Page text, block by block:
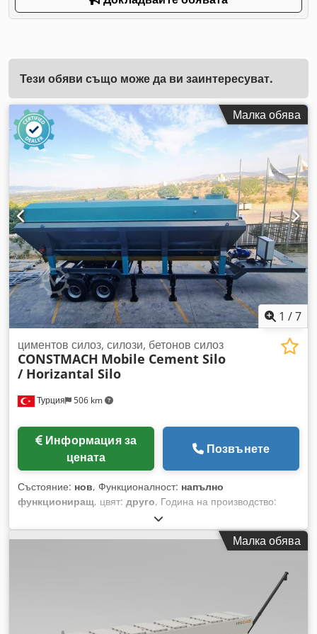
Тези обяви също може да ви заинтересуват.
Малка обява
1 /7
Турция 506 km
циментов силоз, силози, бетонов силоз
CONSTMACH Mobile Cement Silo
/ Horizantal Silo
Информация за
цената
Позвънете
Състояние: нов, Функционалност: напълно
функциониращ, цвят: друго, Година на производство:
, Хоризонталният мобилен циментов силоз на
Constmach представлява практично и икономично
решение, което позволява на бетоновите възли да станат
инсталирана на обекта без необходимост от подготвяне на
Благодарение на компактния си дизайн, транспортирането
и монтажът са изключително бързи. Тялото на силоза е
Малка обява